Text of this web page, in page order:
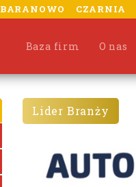
BARANOWO CZARNIA
Baza firm O nas
Lider Branży